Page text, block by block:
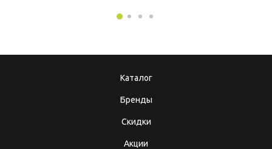
Каталог
Бренды
Скидки
Акции